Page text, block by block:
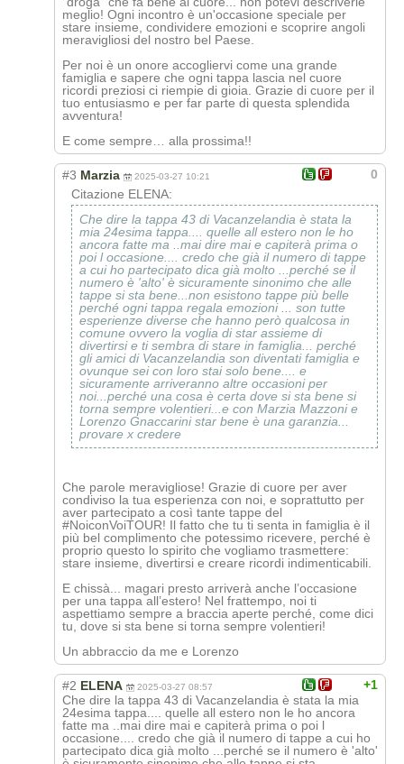
meglio! Ogni incontro è un'occasione speciale per
stare insieme, condividere emozioni e scoprire angoli
meravigliosi del nostro bel Paese.
Per noi è un onore accogliervi come una grande
famiglia e sapere che ogni tappa lascia nel cuore
ricordi preziosi ci riempie di gioia. Grazie di cuore per il
tuo entusiasmo e per far parte di questa splendida
avventura!
E come sempre… alla prossima!!
0
#3 Marzia 2025-03-27 10:21
Citazione ELENA:
Che dire la tappa 43 di Vacanzelandia è stata la
mia 24esima tappa.... quelle all estero non le ho
ancora fatte ma ..mai dire mai e capiterà prima o
poi l occasione.... credo che già il numero di tappe
a cui ho partecipato dica già molto ...perché se il
numero è 'alto' è sicuramente sinonimo che alle
tappe si sta bene...non esistono tappe più belle
perché ogni tappa regala emozioni ... son tutte
esperienze diverse che hanno però qualcosa in
comune ovvero la voglia di star assieme di
divertirsi e ti sembra di stare in famiglia... perché
gli amici di Vacanzelandia son diventati famiglia e
ovunque sei con loro stai solo bene.... e
sicuramente arriveranno altre occasioni per
noi...perché una cosa è certa dove si sta bene si
torna sempre volentieri...e con Marzia Mazzoni e
Lorenzo Gnaccarini star bene è una garanzia...
provare x credere
Che parole meravigliose! Grazie di cuore per aver
condiviso la tua esperienza con noi, e soprattutto per
aver partecipato a così tante tappe del
#NoiconVoiTOUR! Il fatto che tu ti senta in famiglia è il
più bel complimento che potessimo ricevere, perché è
proprio questo lo spirito che vogliamo trasmettere:
stare insieme, divertirsi e creare ricordi indimenticabili.
E chissà... magari presto arriverà anche l’occasione
per una tappa all’estero! Nel frattempo, noi ti
aspettiamo sempre a braccia aperte perché, come dici
tu, dove si sta bene si torna sempre volentieri!
Un abbraccio da me e Lorenzo
+1
#2 ELENA 2025-03-27 08:57
Che dire la tappa 43 di Vacanzelandia è stata la mia
24esima tappa.... quelle all estero non le ho ancora
fatte ma ..mai dire mai e capiterà prima o poi l
occasione.... credo che già il numero di tappe a cui ho
partecipato dica già molto ...perché se il numero è 'alto'